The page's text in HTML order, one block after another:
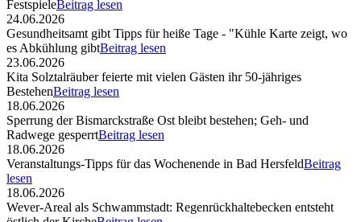
FestspieleBeitrag lesen
24.06.2026
Gesundheitsamt gibt Tipps für heiße Tage - "Kühle Karte zeigt, wo
es Abkühlung gibtBeitrag lesen
23.06.2026
Kita Solztalräuber feierte mit vielen Gästen ihr 50-jähriges
BestehenBeitrag lesen
18.06.2026
Sperrung der Bismarckstraße Ost bleibt bestehen; Geh- und
Radwege gesperrtBeitrag lesen
18.06.2026
Veranstaltungs-Tipps für das Wochenende in Bad HersfeldBeitrag
lesen
18.06.2026
Wever-Areal als Schwammstadt: Regenrückhaltebecken entsteht